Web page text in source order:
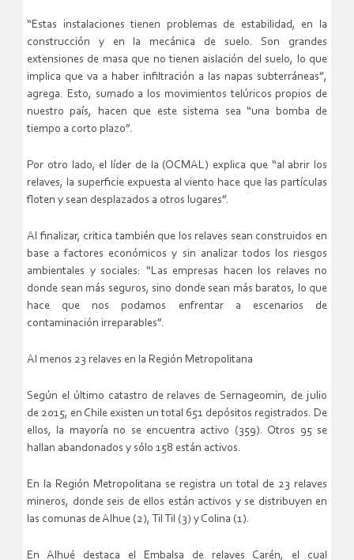
“Estas instalaciones tienen problemas de estabilidad, en la
construcción y en la mecánica de suelo. Son grandes
extensiones de masa que no tienen aislación del suelo, lo que
implica que va a haber infiltración a las napas subterráneas”,
agrega. Esto, sumado a los movimientos telúricos propios de
nuestro país, hacen que este sistema sea “una bomba de
tiempo a corto plazo”.
Por otro lado, el líder de la (OCMAL) explica que “al abrir los
relaves, la superficie expuesta al viento hace que las partículas
floten y sean desplazados a otros lugares”.
Al finalizar, critica también que los relaves sean construidos en
base a factores económicos y sin analizar todos los riesgos
ambientales y sociales: “Las empresas hacen los relaves no
donde sean más seguros, sino donde sean más baratos, lo que
hace que nos podamos enfrentar a escenarios de
contaminación irreparables”.
Al menos 23 relaves en la Región Metropolitana
Según el último catastro de relaves de Sernageomin, de julio
de 2015, en Chile existen un total 651 depósitos registrados. De
ellos, la mayoría no se encuentra activo (359). Otros 95 se
hallan abandonados y sólo 158 están activos.
En la Región Metropolitana se registra un total de 23 relaves
mineros, donde seis de ellos están activos y se distribuyen en
las comunas de Alhue (2), Til Til (3) y Colina (1).
En Alhué destaca el Embalsa de relaves Carén, el cual